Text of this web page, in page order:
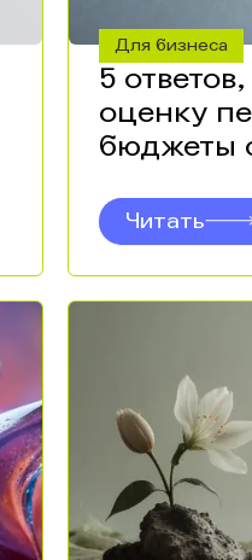
Для бизнеса
5
оценку
бюджеты
Читать